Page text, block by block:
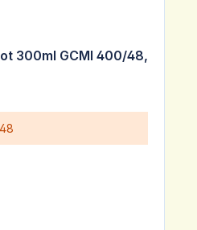
van 5 van 5 sterren
300ml GCMI 400/48,